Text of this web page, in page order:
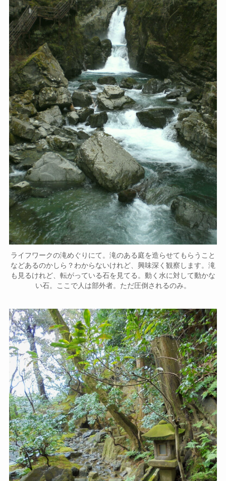
ライフワークの滝めぐりにて。滝のある庭を造らせてもらうこと
などあるのかしら？わからないけれど、興味深く観察します。滝
も見るけれど、転がっている石を見てる。動く水に対して動かな
い石。ここで人は部外者。ただ圧倒されるのみ。